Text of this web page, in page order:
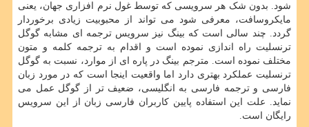
شود. بدون شک هر سرویسی که توسط غول نرم افزاری جهان، یعنی
مایکروسافت، معرفی شود می تواند از محبوبیت زیادی برخوردار
گردد. چند سالی است که بینگ نیز سرویس ترجمه ای مشابه گوگل
ترنسلیت راه اندازی نموده است و اقدام به ترجمه کلمه و متون
مختلف نموده است. مترجم بینگ در پاره ای از موارد، نسبت به گوگل
ترنسلیت عملکرد بهتری دارد اما واقعیت اینجا است که در مورد زبان
فارسی و ترجمه فارسی به انگلیسی، ضعیف تر از گوگل عمل می
نماید. علت این استفاده پایین کاربران فارسی زبان از این سرویس
رایگان است.